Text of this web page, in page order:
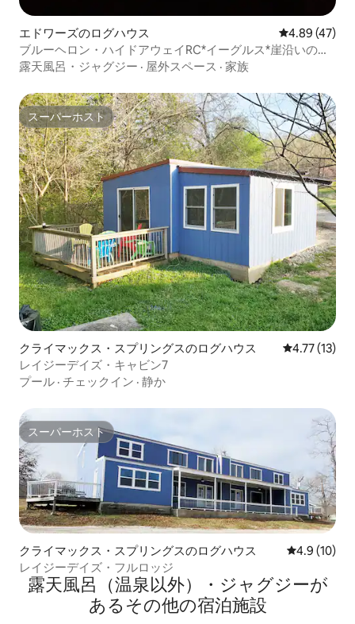
エドワーズのログハウス レビュー47
4.89 (47)
ブルーヘロン・ハイドアウェイRC*イーグルス*崖沿いの湖
の景色
露天風呂・ジャグジー · 屋外スペース · 家族
スーパーホスト
スーパーホスト
クライマックス・スプリングスのログハウス レビュー13
4.77 (13)
レイジーデイズ・キャビン7
プール · チェックイン · 静か
スーパーホスト
スーパーホスト
クライマックス・スプリングスのログハウス レビュー10
4.9 (10)
レイジーデイズ・フルロッジ
露天風呂（温泉以外）・ジャグジーが
あるその他の宿泊施設